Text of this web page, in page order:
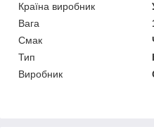
Країна виробник
Вага
Смак
Тип
Виробник